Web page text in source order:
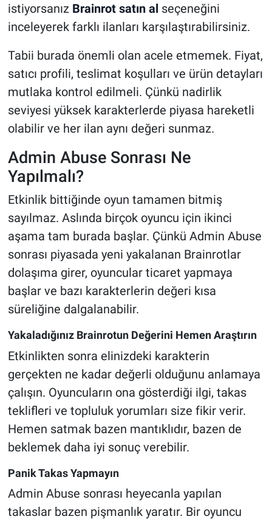
istiyorsanız Brainrot satın al seçeneğini
inceleyerek farklı ilanları karşılaştırabilirsiniz.
Tabii burada önemli olan acele etmemek. Fiyat,
satıcı profili, teslimat koşulları ve ürün detayları
mutlaka kontrol edilmeli. Çünkü nadirlik
seviyesi yüksek karakterlerde piyasa hareketli
olabilir ve her ilan aynı değeri sunmaz.
Admin Abuse Sonrası Ne
Yapılmalı?
Etkinlik bittiğinde oyun tamamen bitmiş
sayılmaz. Aslında birçok oyuncu için ikinci
aşama tam burada başlar. Çünkü Admin Abuse
sonrası piyasada yeni yakalanan Brainrotlar
dolaşıma girer, oyuncular ticaret yapmaya
başlar ve bazı karakterlerin değeri kısa
süreliğine dalgalanabilir.
Yakaladığınız Brainrotun Değerini Hemen Araştırın
Etkinlikten sonra elinizdeki karakterin
gerçekten ne kadar değerli olduğunu anlamaya
çalışın. Oyuncuların ona gösterdiği ilgi, takas
teklifleri ve topluluk yorumları size fikir verir.
Hemen satmak bazen mantıklıdır, bazen de
beklemek daha iyi sonuç verebilir.
Panik Takas Yapmayın
Admin Abuse sonrası heyecanla yapılan
takaslar bazen pişmanlık yaratır. Bir oyuncu